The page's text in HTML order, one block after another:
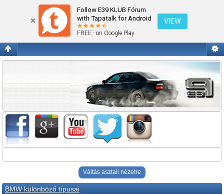
Follow E39 KLUB Fórum
with Tapatalk for Android
FREE - on Google Play
VIEW
Fórum kezdőlap megtekintése
Váltás asztali nézetre
BMW különböző típusai